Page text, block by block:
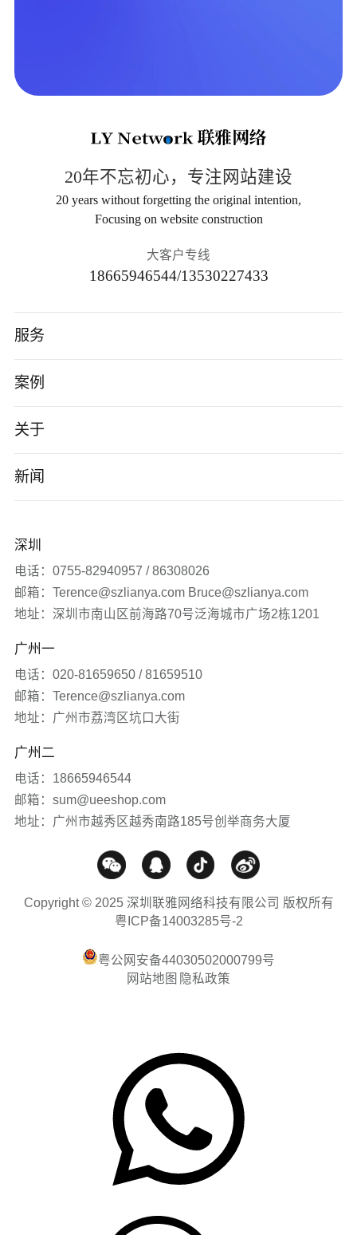
20年不忘初心，专注网站建设
20 years without forgetting the original intention,
Focusing on website construction
大客户专线
18665946544/13530227433
服务
高端网站建设
AI应用开发
小程序/App
品牌营销服务
案例
智能制造
电子数码
其他
关于
公司介绍
新闻
签约新闻
联雅观点
常见问题
网站知识
媒体报道
深圳
电话：0755-82940957 / 86308026
邮箱：Terence@szlianya.com Bruce@szlianya.com
地址：深圳市南山区前海路70号泛海城市广场2栋1201
广州一
电话：020-81659650 / 81659510
邮箱：Terence@szlianya.com
地址：广州市荔湾区坑口大街
广州二
电话：18665946544
邮箱：sum@ueeshop.com
地址：广州市越秀区越秀南路185号创举商务大厦
Copyright © 2025 深圳联雅网络科技有限公司 版权所有
粤ICP备14003285号-2
粤公网安备44030502000799号
网站地图 隐私政策